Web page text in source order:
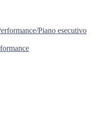
Piano esecutivo